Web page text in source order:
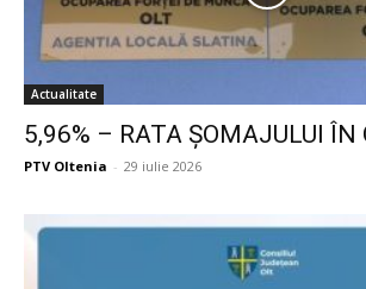
Actualitate
5,96% – RATA ȘOMAJULUI ÎN
PTV Oltenia - 29 iulie 2026